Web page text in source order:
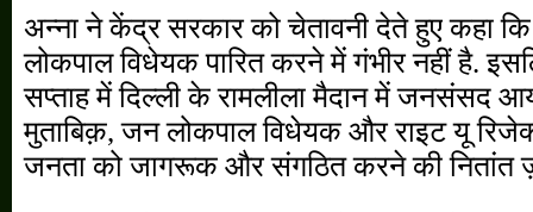
अन्ना ने केंद्र सरकार को चेतावनी देते हुए कहा
लोकपाल विधेयक पारित करने में गंभीर नहीं है.
सप्ताह में दिल्ली के रामलीला मैदान में जनसंसद
मुताबिक़, जन लोकपाल विधेयक और राइट यू
जनता को जागरूक और संगठित करने की नितांत